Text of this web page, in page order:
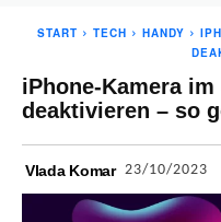
START TECH HANDY
iPhone-Kamera
deaktivieren – so
Vlada Komar 23/10/2023